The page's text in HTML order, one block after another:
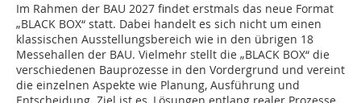
Im Rahmen der BAU 2027 findet erstmals das neue Format
„BLACK BOX“ statt. Dabei handelt es sich nicht um einen
klassischen Ausstellungsbereich wie in den übrigen 18
Messehallen der BAU. Vielmehr stellt die „BLACK BOX“ die
verschiedenen Bauprozesse in den Vordergrund und vereint
die einzelnen Aspekte wie Planung, Ausführung und